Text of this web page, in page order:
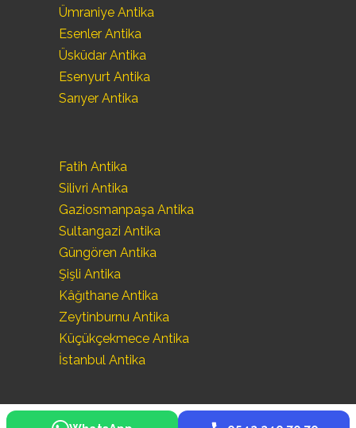
Ümraniye Antika
Esenler Antika
Üsküdar Antika
Esenyurt Antika
Sarıyer Antika
Fatih Antika
Silivri Antika
Gaziosmanpaşa Antika
Sultangazi Antika
Güngören Antika
Şişli Antika
Kâğıthane Antika
Zeytinburnu Antika
Küçükçekmece Antika
İstanbul Antika